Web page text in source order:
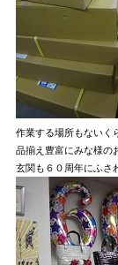
作業する場所もないく
品揃え豊富にみな様の
玄関も６０周年にふさ